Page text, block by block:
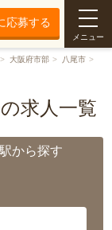
応募する
メニュー
大阪府市部
八尾市
求人一覧
から探す